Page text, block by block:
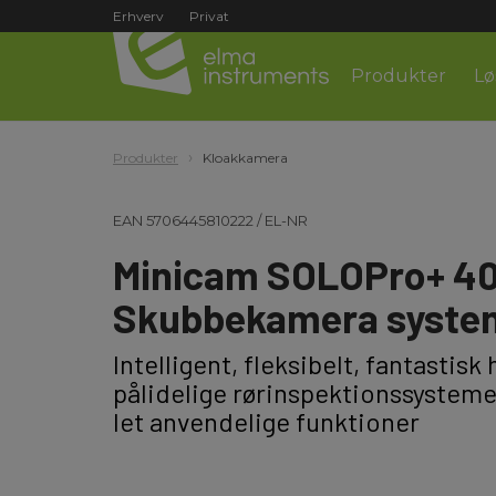
Erhverv Privat
Produkter
Produkter Kloakkamera
EAN 5706445810222 /EL-NR
Minicam SOLOPro+
Skubbekamera
Intelligent, fleksibelt, fantastisk
pålidelige
let anvendelige funktioner